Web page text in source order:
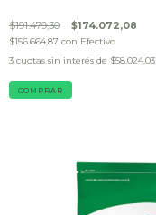
$191.479,30 $174.072,08
$156.664,87 con Efectivo
3 cuotas sin interés de $58.024,03
COMPRAR